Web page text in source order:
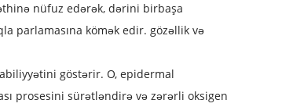
nüfuz edərək, dərini birbaşa
parlamasına kömək edir. gözəllik və
göstərir. O, epidermal
prosesini sürətləndirə və zərərli oksigen